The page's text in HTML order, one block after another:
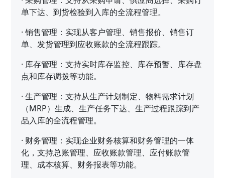
单下达、到货检验到入库的全流程管理。
·销售管理：实现从客户管理、销售报价、销售订
单、发货管理到应收账款的全流程跟踪。
· 库存管理：支持实时库存监控、库存预警、库存盘
点和库存调拨等功能。
·生产管理：支持从生产计划制定、物料需求计划
（MRP）生成、生产任务下达、生产过程跟踪到产
品入库的全流程管理。
· 财务管理：实现企业财务核算和财务管理的一体
化，支持总账管理、应收账款管理、应付账款管
理、成本核算、财务报表等功能。